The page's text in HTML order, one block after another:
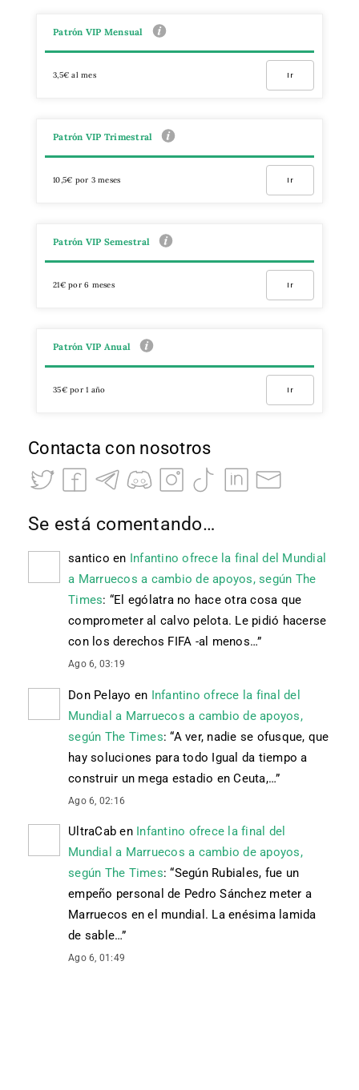
Patrón VIP Mensual
3,5€ al mes Ir
Patrón VIP Trimestral
10,5€ por 3 meses Ir
Patrón VIP Semestral
21€ por 6 meses Ir
Patrón VIP Anual
35€ por 1 año Ir
Contacta con nosotros
Se está comentando…
santico en Infantino ofrece la final del Mundial
a Marruecos a cambio de apoyos, según The
Times: “El ególatra no hace otra cosa que
comprometer al calvo pelota. Le pidió hacerse
con los derechos FIFA -al menos…”
Ago 6, 03:19
Don Pelayo en Infantino ofrece la final del
Mundial a Marruecos a cambio de apoyos,
según The Times: “A ver, nadie se ofusque, que
hay soluciones para todo Igual da tiempo a
construir un mega estadio en Ceuta,…”
Ago 6, 02:16
UltraCab en Infantino ofrece la final del
Mundial a Marruecos a cambio de apoyos,
según The Times: “Según Rubiales, fue un
empeño personal de Pedro Sánchez meter a
Marruecos en el mundial. La enésima lamida
de sable…”
Ago 6, 01:49